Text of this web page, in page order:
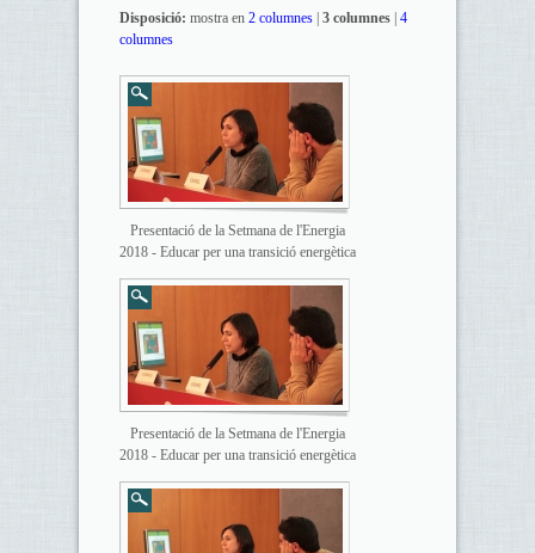
Disposició: mostra en 2 columnes| 3 columnes| 4
columnes
Presentació de la Setmana de l'Energia
2018 - Educar per una transició energètica
Presentació de la Setmana de l'Energia
2018 - Educar per una transició energètica